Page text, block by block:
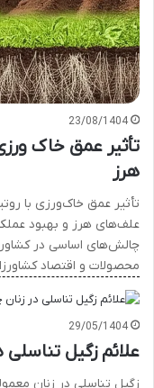
23/08/1404
تأثیر عمق خاک
هرز
تأثیر عمق خاک‌ورزی با
علف‌های هرز و بهبود
چالش‌های اساسی در
محصولات و اقتصاد
29/05/1404
علائم زگیل
زگیل تناسلی در زنان